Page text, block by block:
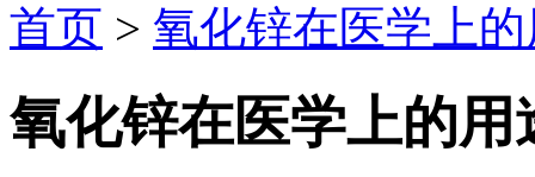
首页 > 氧化锌在医学上
氧化锌在医学上的用